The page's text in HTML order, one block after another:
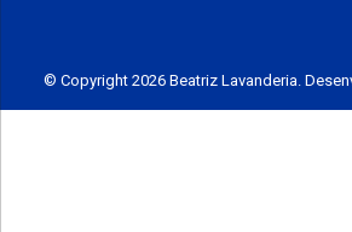
© Copyright 2026 Beatriz Lavanderia.